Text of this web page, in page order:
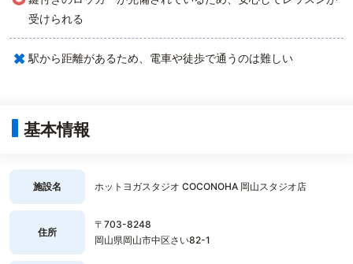
受けられる
× 駅から距離があるため、電車や徒歩で通うのは難しい
基本情報
施設名 ホットヨガスタジオ COCONOHA 岡山スタジオ店
住所
〒703-8248
岡山県岡山市中区さい82-1